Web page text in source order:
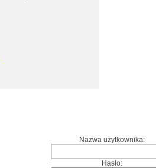
Nazwa użytkownika:
Hasło: